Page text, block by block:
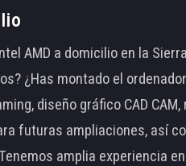
AMD a domicilio en la
¿Has montado el
diseño gráfico CAD
futuras ampliaciones, así
amplia experiencia en